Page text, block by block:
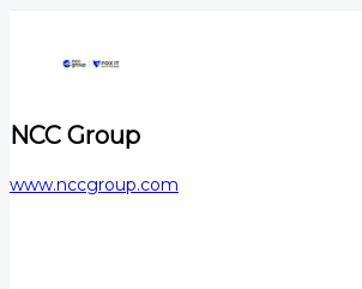
NCC Group
www.nccgroup.com